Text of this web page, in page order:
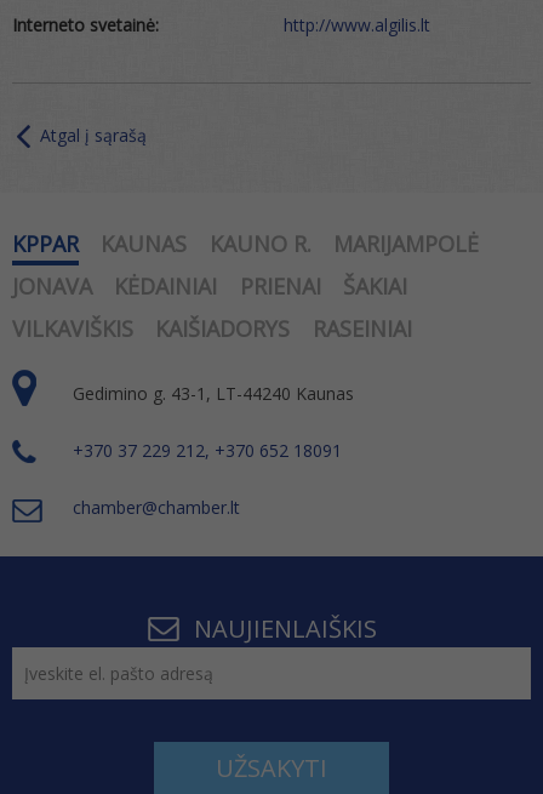
Interneto svetainė: http://www.algilis.lt
Atgal į sąrašą
KPPAR KAUNAS KAUNO R.
MARIJAMPOLĖ
JONAVA
KĖDAINIAI PRIENAI
ŠAKIAI
VILKAVIŠKIS
KAIŠIADORYS RASEINIAI
Gedimino g. 43-1, LT-44240 Kaunas
+370 37 229 212, +370 652 18091
chamber@chamber.lt
NAUJIENLAIŠKIS
UŽSAKYTI